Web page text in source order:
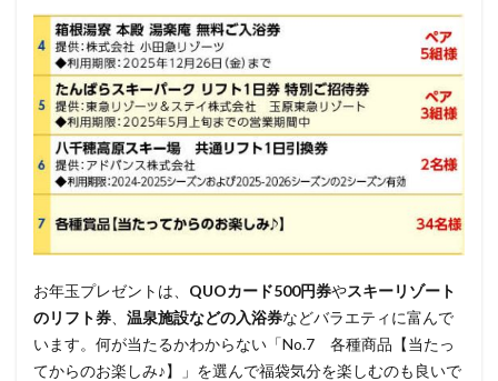
お年玉プレゼントは、 QUOカード500円券やスキーリゾート
のリフト券
温泉施設などの入浴券などバラエティに富んで
います。何が当たるかわからない「No.7 各種商品【当たっ
てからのお楽しみ♪】」を選んで福袋気分を楽しむのも良いで